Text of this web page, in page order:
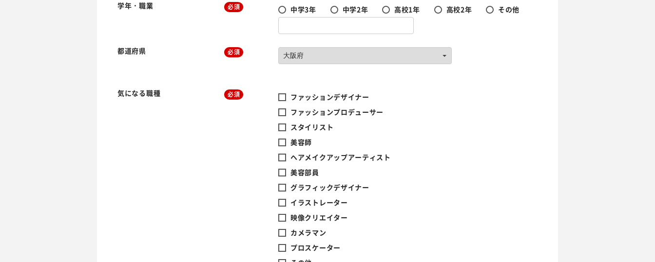
学年・職業 必須 中学3年 中学2年 高校1年 高校2年 その他
都道府県 必須
気になる職種 必須
ファッションデザイナー
ファッションプロデューサー
スタイリスト
美容師
ヘアメイクアップアーティスト
美容部員
グラフィックデザイナー
イラストレーター
映像クリエイター
カメラマン
プロスケーター